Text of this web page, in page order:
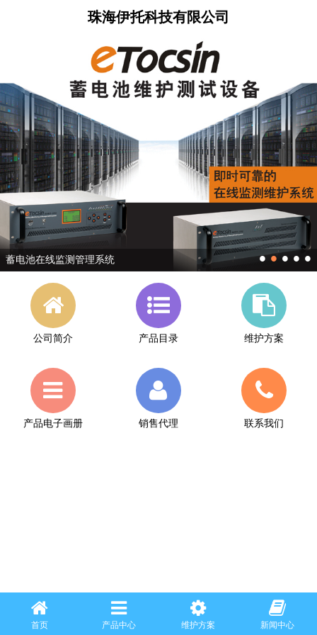
珠海伊托科技有限公司
蓄电池在线监测管理系统 •
•
•
•
•
公司简介 产品目录 维护方案
产品电子画册 销售代理 联系我们
首页 产品中心 维护方案 新闻中心